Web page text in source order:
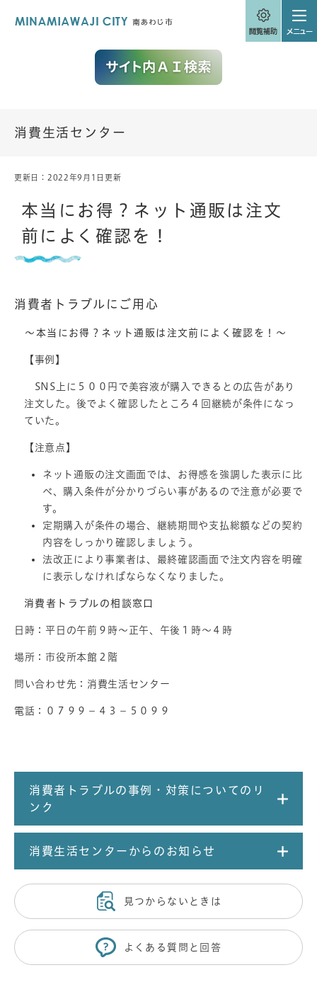
消費生活センター
本
更新日：2022年9月1日更新
本当にお得？ネット通販は注文
前によく確認を！
消費者トラブルにご用心
～本当にお得？ネット通販は注文前によく確認を！～
【事例】
SNS上に５００円で美容液が購入できるとの広告があり
注文した。後でよく確認したところ４回継続が条件になっ
ていた。
【注意点】
ネット通販の注文画面では、お得感を強調した表示に比
べ、購入条件が分かりづらい事があるので注意が必要で
す。
定期購入が条件の場合、継続期間や支払総額などの契約
内容をしっかり確認しましょう。
法改正により事業者は、最終確認画面で注文内容を明確
に表示しなければならなくなりました。
消費者トラブルの相談窓口
日時：平日の午前９時～正午、午後１時～４時
場所：市役所本館２階
問い合わせ先：消費生活センター
電話：０７９９－４３－５０９９
消費者トラブルの事例・対策についてのリ
ンク
消費生活センターからのお知らせ
見つからないときは
よくある質問と回答